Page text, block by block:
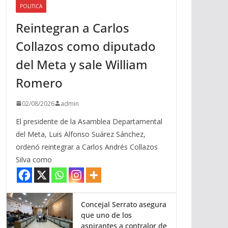
i
b
a
j
o
a
POLITICA
Reintegran a Carlos
Collazos como diputado
del Meta y sale William
Romero
02/08/2026 admin
El presidente de la Asamblea Departamental
del Meta, Luis Alfonso Suárez Sánchez,
ordenó reintegrar a Carlos Andrés Collazos
Silva como
Concejal Serrato asegura
que uno de los
aspirantes a contralor de